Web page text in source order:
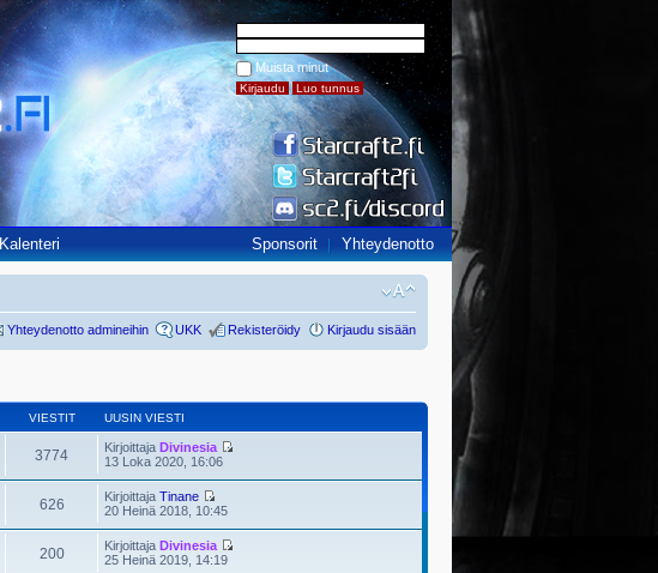
Muista minut
Kalenteri Sponsorit Yhteydenotto
Yhteydenotto admineihin UKK Rekisteröidy Kirjaudu sisään
VIESTIT UUSIN VIESTI
3774 Kirjoittaja Divinesia
13 Loka 2020, 16:06
626 Kirjoittaja Tinane
20 Heinä 2018, 10:45
200 Kirjoittaja Divinesia
25 Heinä 2019, 14:19